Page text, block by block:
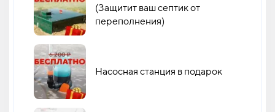
(Защитит ваш септик от
переполнения)
Насосная станция в подарок